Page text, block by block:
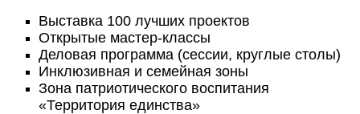
Выставка 100 лучших проектов
Открытые мастер-классы
Деловая программа (сессии, круглые столы)
Инклюзивная и семейная зоны
Зона патриотического воспитания
«Территория единства»